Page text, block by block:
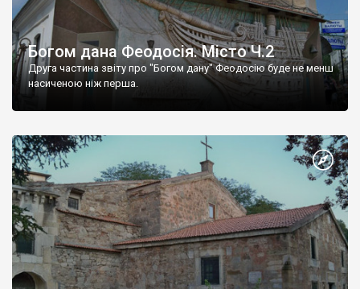
Богом дана Феодосія. Місто Ч.2
Друга частина звіту про "Богом дану" Феодосію буде не менш
насиченою ніж перша.